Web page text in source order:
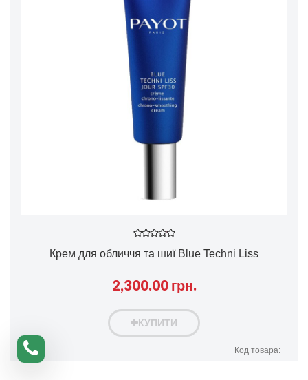
Крем для обличчя та шиї Blue Techni Liss
2,300.00 грн.
КУПИТИ
Код товара: